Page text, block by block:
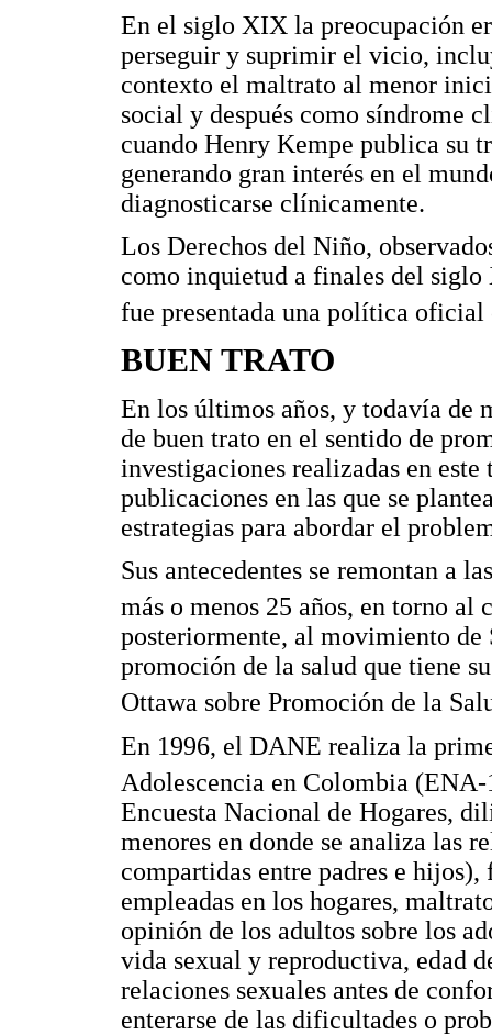
En el siglo XIX la preocupación
perseguir y suprimir el vicio,
contexto el maltrato al menor
social y después como síndrome
cuando Henry Kempe publica su
generando gran interés en el
diagnosticarse clínicamente.
Los Derechos del Niño,
como inquietud a finales del siglo
fue presentada una política
BUEN TRATO
En los últimos años, y todavía de
de buen trato en el sentido de
investigaciones realizadas en este
publicaciones en las que se
estrategias para abordar el
Sus antecedentes se remontan a
más o menos 25 años, en torno
posteriormente, al movimiento de
promoción de la salud que tiene
Ottawa sobre Promoción de la
En 1996, el DANE realiza la
Adolescencia en Colombia (ENA-
Encuesta Nacional de Hogares,
menores en donde se analiza las
compartidas entre padres e
empleadas en los hogares,
opinión de los adultos sobre los
vida sexual y reproductiva, edad
relaciones sexuales antes de
enterarse de las dificultades o